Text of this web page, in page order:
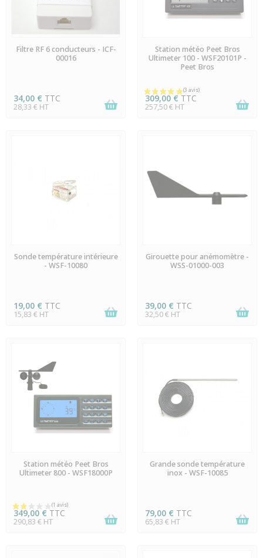
EN STOCK
Filtre RF 6 conducteurs - ICF-
00016
34,00 € TTC
28,33 € HT
EN STOCK
Station météo Peet Bros
Ultimeter 100 - WSF20101P -
Peet Bros
309,00 € TTC
257,50 € HT
DERNIERS ARTICLES EN
STOCK
Sonde température intérieure
- WSF-10080
19,00 € TTC
15,83 € HT
EN STOCK
Girouette pour anémomètre -
WSS-01000-003
39,00 € TTC
32,50 € HT
EN STOCK
Station météo Peet Bros
Ultimeter 800 - WSF18000P
349,00 € TTC
290,83 € HT
DERNIERS ARTICLES EN
STOCK
Grande sonde température
inox - WSF-10085
79,00 € TTC
65,83 € HT